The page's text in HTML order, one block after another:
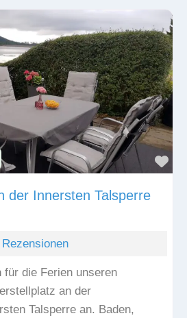
der Innersten Talsperre
für die Ferien unseren
an der
Talsperre an. Baden,